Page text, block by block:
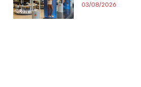
03/08/2026